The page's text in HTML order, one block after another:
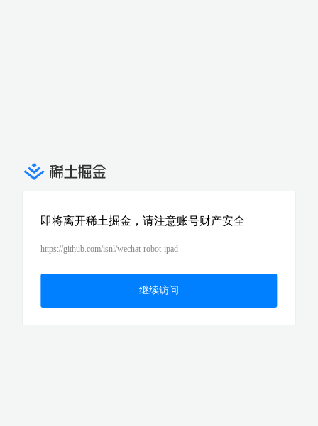
即将离开稀土掘金，请注意账号财产安全
https://github.com/isnl/wechat-robot-ipad
继续访问